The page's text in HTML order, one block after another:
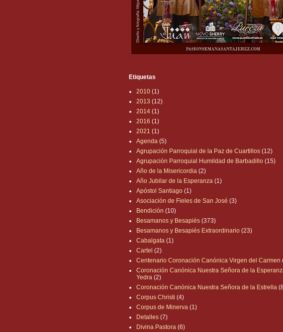
Etiquetas
2010 (1)
2013 (12)
2014 (1)
2016 (1)
2021 (1)
Agenda (5)
Agrupación Parroquial de la Paz de Cuartillos (12)
Agrupación Parroquial Humildad de Barbadillo (15)
Año de la Misericordia (2)
Año Jubilar de la Esperanza (1)
Apóstol Santiago (1)
Asociación de Fieles de San José (3)
Bendición (10)
Besamanos y Besapiés (373)
Besamanos y Besapiés Extraordinario (23)
Cabalgata (1)
Cartel (2)
Centenario Coronación Canónica Virgen del Carmen
Coronación Canónica Nuestra Señora de la
Yedra (2)
Coronación Canónica Nuestra Señora de la Estrella
Corpus Christi (4)
Corpus de Minerva (1)
Detalles (7)
Divina Pastora (6)